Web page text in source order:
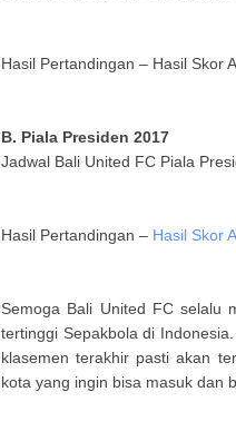
Hasil Pertandingan – Hasil Skor
B. Piala Presiden 2017
Jadwal Bali United FC Piala
Hasil Pertandingan – Hasil Skor
Semoga Bali United FC selalu
tertinggi Sepakbola di
klasemen terakhir pasti akan
kota yang ingin bisa masuk dan